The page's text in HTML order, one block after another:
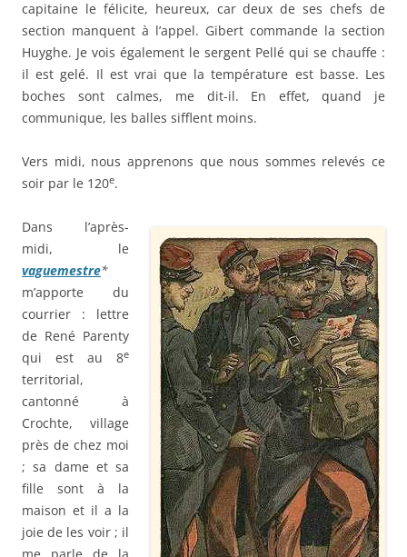
capitaine le félicite, heureux, car deux de ses chefs de
section manquent à l’appel. Gibert commande la section
Huyghe. Je vois également le sergent Pellé qui se chauffe :
il est gelé. Il est vrai que la température est basse. Les
boches sont calmes, me dit-il. En effet, quand je
communique, les balles sifflent moins.
Vers midi, nous apprenons que nous sommes relevés ce
soir par le 120e.
Dans l’après-
midi, le
vaguemestre*
m’apporte du
courrier : lettre
de René Parenty
qui est au 8e
territorial,
cantonné à
Crochte, village
près de chez moi
; sa dame et sa
fille sont à la
maison et il a la
joie de les voir ; il